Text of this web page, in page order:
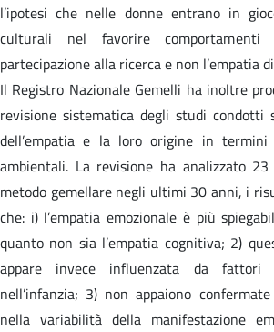
l’ipotesi che nelle donne entrano in
culturali nel favorire comportamenti
partecipazione alla ricerca e non l’empatia
Il Registro Nazionale Gemelli ha inoltre
revisione sistematica degli studi condotti
dell’empatia e la loro origine in
ambientali. La revisione ha analizzato
metodo gemellare negli ultimi 30 anni, i
che: i) l’empatia emozionale è più
quanto non sia l’empatia cognitiva; 2)
appare invece influenzata da fattori
nell’infanzia; 3) non appaiono
nella variabilità della manifestazione